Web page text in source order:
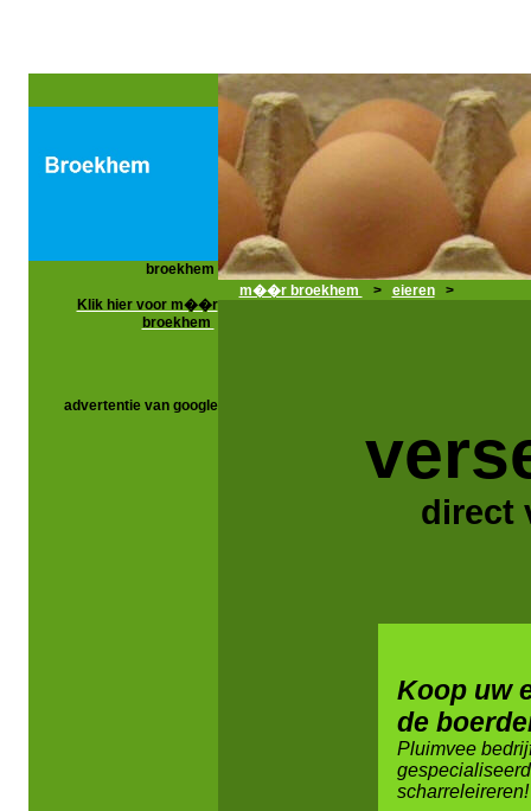
broekhem
Klik hier voor m��r
broekhem
advertentie van google
m��r broekhem > eieren >
direct
Koop uw
de
Pluimvee
scharreleireren!